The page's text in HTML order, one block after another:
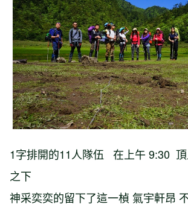
1字排開的11人隊伍 在上午 9:30
之下
神采奕奕的留下了這一楨 氣宇軒昂